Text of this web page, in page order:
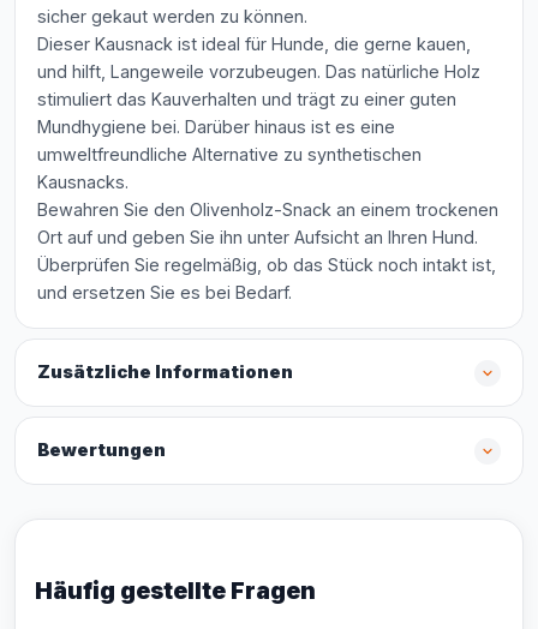
sicher gekaut werden zu können.
Dieser Kausnack ist ideal für Hunde, die gerne kauen,
und hilft, Langeweile vorzubeugen. Das natürliche Holz
stimuliert das Kauverhalten und trägt zu einer guten
Mundhygiene bei. Darüber hinaus ist es eine
umweltfreundliche Alternative zu synthetischen
Kausnacks.
Bewahren Sie den Olivenholz-Snack an einem trockenen
Ort auf und geben Sie ihn unter Aufsicht an Ihren Hund.
Überprüfen Sie regelmäßig, ob das Stück noch intakt ist,
und ersetzen Sie es bei Bedarf.
Zusätzliche Informationen
Bewertungen
Häufig gestellte Fragen